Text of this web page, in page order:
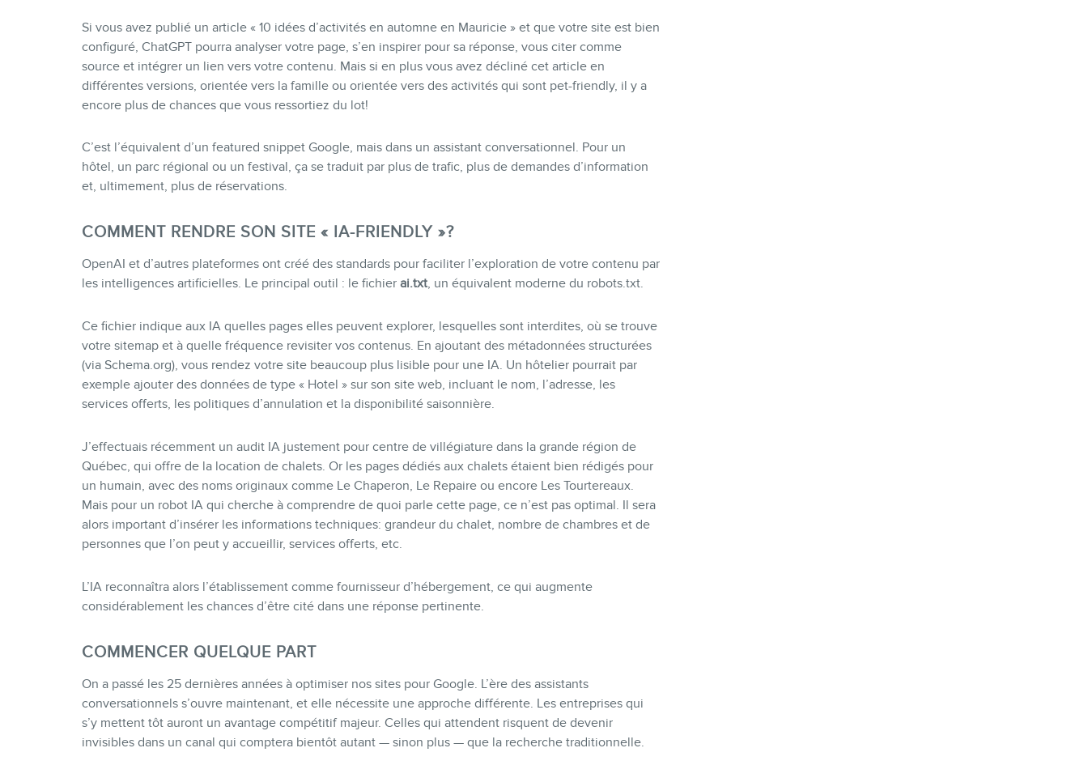
Si vous avez publié un article « 10 idées d’activités en automne en Mauricie » et que votre site est bien
configuré, ChatGPT pourra analyser votre page, s’en inspirer pour sa réponse, vous citer comme
source et intégrer un lien vers votre contenu. Mais si en plus vous avez décliné cet article en
différentes versions, orientée vers la famille ou orientée vers des activités qui sont pet-friendly, il y a
encore plus de chances que vous ressortiez du lot!
C’est l’équivalent d’un featured snippet Google, mais dans un assistant conversationnel. Pour un
hôtel, un parc régional ou un festival, ça se traduit par plus de trafic, plus de demandes d’information
et, ultimement, plus de réservations.
COMMENT RENDRE SON SITE « IA-FRIENDLY »?
OpenAI et d’autres plateformes ont créé des standards pour faciliter l’exploration de votre contenu par
les intelligences artificielles. Le principal outil : le fichier ai.txt, un équivalent moderne du robots.txt.
Ce fichier indique aux IA quelles pages elles peuvent explorer, lesquelles sont interdites, où se trouve
votre sitemap et à quelle fréquence revisiter vos contenus. En ajoutant des métadonnées structurées
(via Schema.org), vous rendez votre site beaucoup plus lisible pour une IA. Un hôtelier pourrait par
exemple ajouter des données de type « Hotel » sur son site web, incluant le nom, l’adresse, les
services offerts, les politiques d’annulation et la disponibilité saisonnière.
J’effectuais récemment un audit IA justement pour centre de villégiature dans la grande région de
Québec, qui offre de la location de chalets. Or les pages dédiés aux chalets étaient bien rédigés pour
un humain, avec des noms originaux comme Le Chaperon, Le Repaire ou encore Les Tourtereaux.
Mais pour un robot IA qui cherche à comprendre de quoi parle cette page, ce n’est pas optimal. Il sera
alors important d’insérer les informations techniques: grandeur du chalet, nombre de chambres et de
personnes que l’on peut y accueillir, services offerts, etc.
L’IA reconnaîtra alors l’établissement comme fournisseur d’hébergement, ce qui augmente
considérablement les chances d’être cité dans une réponse pertinente.
COMMENCER QUELQUE PART
On a passé les 25 dernières années à optimiser nos sites pour Google. L’ère des assistants
conversationnels s’ouvre maintenant, et elle nécessite une approche différente. Les entreprises qui
s’y mettent tôt auront un avantage compétitif majeur. Celles qui attendent risquent de devenir
invisibles dans un canal qui comptera bientôt autant — sinon plus — que la recherche traditionnelle.